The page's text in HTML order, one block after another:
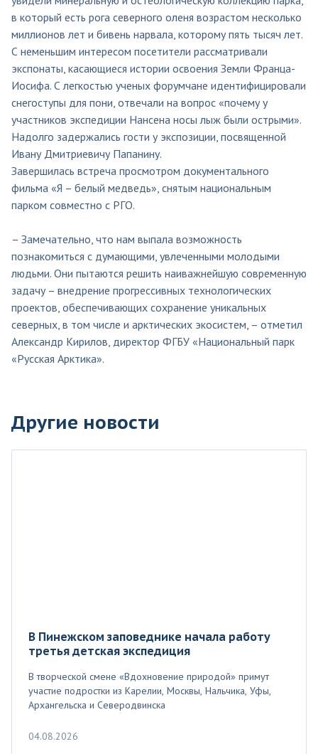
в который есть рога северного оленя возрастом несколько
миллионов лет и бивень нарвала, которому пять тысяч лет.
С неменьшим интересом посетители рассматривали
экспонаты, касающиеся истории освоения Земли Франца-
Иосифа. С легкостью ученых форумчане идентифицировали
снегоступы для пони, отвечали на вопрос «почему у
участников экспедиции Нансена носы лыж были острыми».
Надолго задержались гости у экспозиции, посвященной
Ивану Дмитриевичу Папанину.
Завершилась встреча просмотром документального
фильма «Я – белый медведь», снятым национальным
парком совместно с РГО.
– Замечательно, что нам выпала возможность
познакомиться с думающими, увлеченными молодыми
людьми. Они пытаются решить наиважнейшую современную
задачу – внедрение прогрессивных технологических
проектов, обеспечивающих сохранение уникальных
северных, в том числе и арктических экосистем, – отметил
Александр Кирилов, директор ФГБУ «Национальный парк
«Русская Арктика».
Другие новости
В Пинежском заповеднике начала работу
третья детская экспедиция
В творческой смене «Вдохновение природой» примут
участие подростки из Карелии, Москвы, Нальчика, Уфы,
Архангельска и Северодвинска
04.08.2026